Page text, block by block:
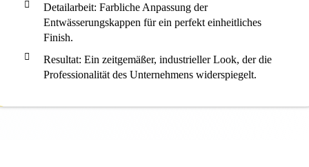
Detailarbeit: Farbliche Anpassung der
Entwässerungskappen für ein perfekt einheitliches
Finish.
Resultat: Ein zeitgemäßer, industrieller Look, der die
Professionalität des Unternehmens widerspiegelt.